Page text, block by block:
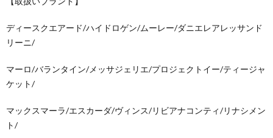
ディースクエアード/ハイドロゲン/ムーレー/ダニエレアレッサンド
リーニ/
マーロ/バランタイン/メッサジェリエ/プロジェクトイー/ティージャ
ケット/
マックスマーラ/エスカーダ/ヴィンス/リビアナコンティ/リナシメン
ト/